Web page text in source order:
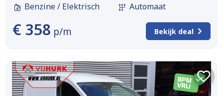
Benzine / Elektrisch
Automaat
€ 358 p/m Bekijk deal